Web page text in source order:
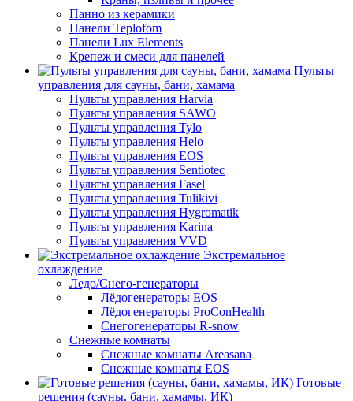
Панно из керамики
Панели Teplofom
Панели Lux Elements
Крепеж и смеси для панелей
Пульты
управления для сауны, бани, хамама
Пульты управления Harvia
Пульты управления SAWO
Пульты управления Tylo
Пульты управления Helo
Пульты управления EOS
Пульты управления Sentiotec
Пульты управления Fasel
Пульты управления Tulikivi
Пульты управления Hygromatik
Пульты управления Karina
Пульты управления VVD
Экстремальное
охлаждение
Ледо/Снего-генераторы
Лёдогенераторы EOS
Лёдогенераторы ProConHealth
Снегогенераторы R-snow
Снежные комнаты
Снежные комнаты Areasana
Снежные комнаты EOS
Готовые
решения (сауны, бани, хамамы, ИК)